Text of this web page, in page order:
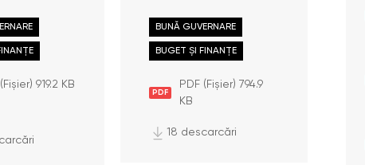
de către
Oficiului
Poporului
30 iunie919.2 KB
contractelor pentru
semestrul I anul
2025
PDF
PDF (Fișier) 794.9
KB
BUNĂ GUVERNARE
BUGET ȘI FINANȚE
18 descarcări